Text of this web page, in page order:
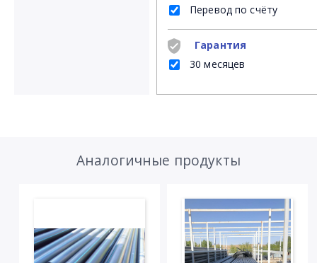
Перевод по счёту
Гарантия
30 месяцев
Аналогичные продукты